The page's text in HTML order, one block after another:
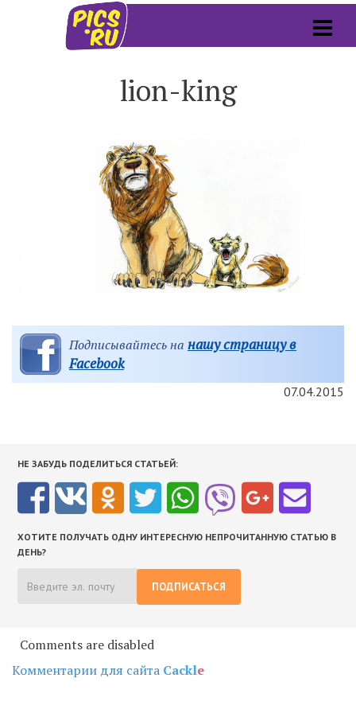
lion-king
Подписывайтесь на нашу страницу в
Facebook
07.04.2015
НЕ ЗАБУДЬ ПОДЕЛИТЬСЯ СТАТЬЕЙ:
ХОТИТЕ ПОЛУЧАТЬ ОДНУ ИНТЕРЕСНУЮ НЕПРОЧИТАННУЮ СТАТЬЮ В
ДЕНЬ?
ПОДПИСАТЬСЯ
Comments are disabled
Комментарии для сайта Cackle